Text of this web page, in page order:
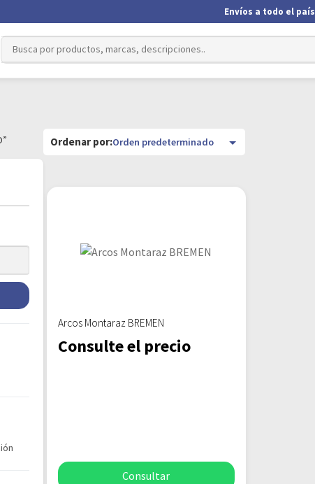
Envíos a todo el país
Arcos Montaraz BREMEN
Consulte el precio
Consultar